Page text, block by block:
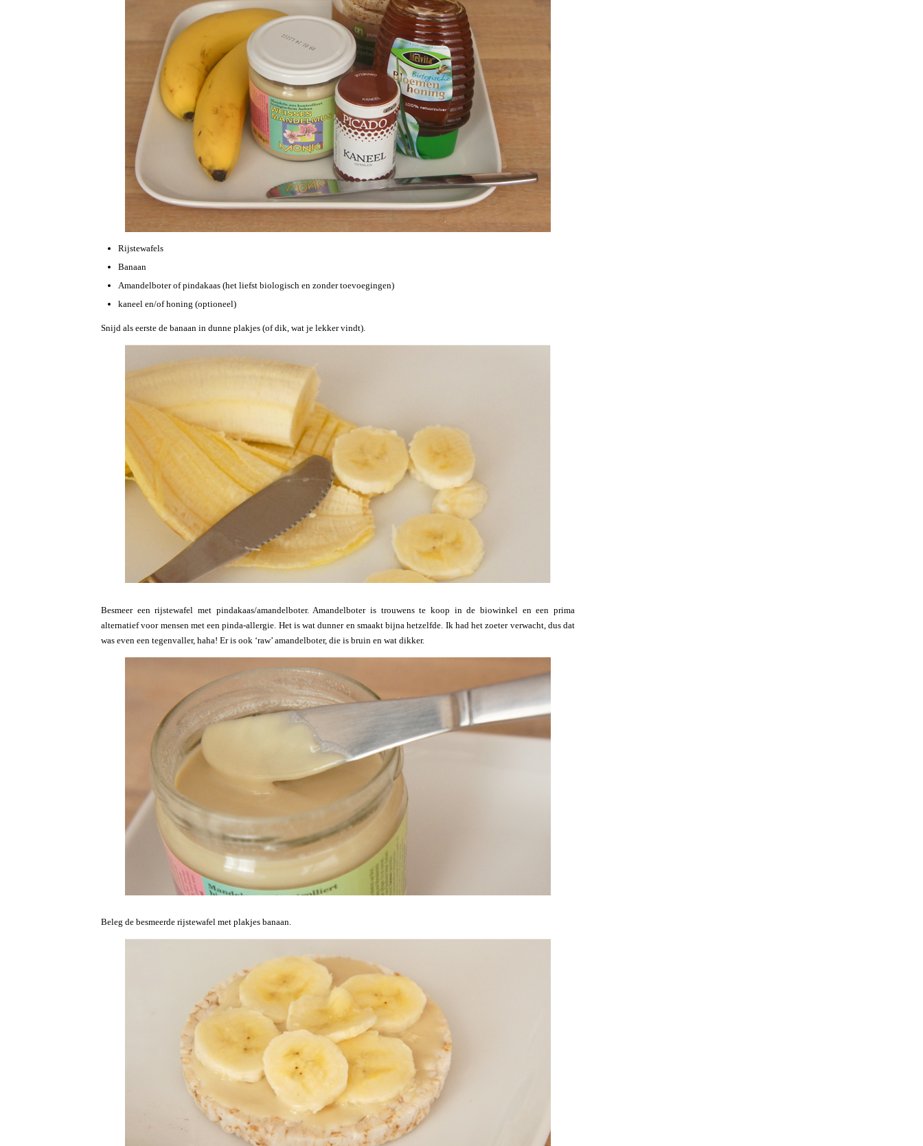
Rijstewafels
Banaan
Amandelboter of pindakaas (het liefst biologisch en zonder toevoegingen)
kaneel en/of honing (optioneel)
Snijd als eerste de banaan in dunne plakjes (of dik, wat je lekker vindt).
Besmeer een rijstewafel met pindakaas/amandelboter. Amandelboter is trouwens te koop in de biowinkel en een prima
alternatief voor mensen met een pinda-allergie. Het is wat dunner en smaakt bijna hetzelfde. Ik had het zoeter verwacht, dus dat
was even een tegenvaller, haha! Er is ook ‘raw’ amandelboter, die is bruin en wat dikker.
Beleg de besmeerde rijstewafel met plakjes banaan.